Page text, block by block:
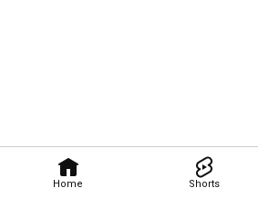
Home Shorts